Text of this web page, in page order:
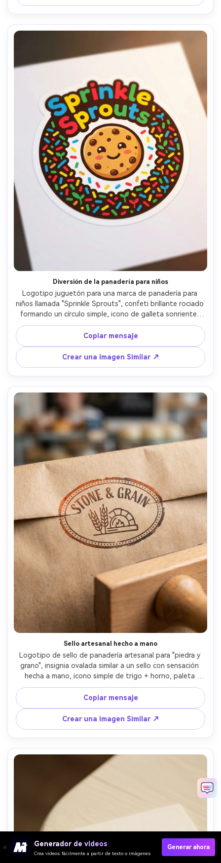
Diversión de la panadería para niños
Logotipo juguetón para una marca de panadería para
niños llamada "Sprinkle Sprouts", confeti brillante rociado
formando un círculo simple, icono de galleta sonriente,
colores planos atrevidos, tipo redondeado grueso, estilo
de pegatina vectorial, alto contraste, bordes limpios,
fondo blanco, lente de 85 mm, profundidad de campo
poco profunda, iluminación cinematográfica suave- -ar
4:5
Copiar mensaje
Crear una imagen Similar ↗
Sello artesanal hecho a mano
Logotipo de sello de panadería artesanal para "piedra y
grano", insignia ovalada similar a un sello con sensación
hecha a mano, icono simple de trigo + horno, paleta
limitada de dos colores, textura de tinta ligeramente
imperfecta pero aún limpia vectorial, tipografía serif
rústica, diseño centrado, lente de 85 mm, profundidad de
campo poco profunda-AR 4:5
Copiar mensaje
Crear una imagen Similar ↗
Generador de videos
Crea videos fácilmente a partir de texto o imágenes
Generar ahora